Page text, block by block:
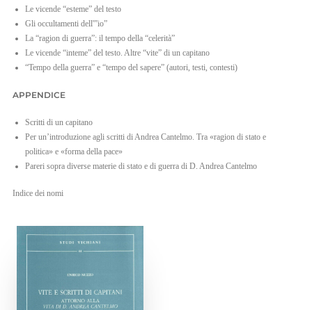
Le vicende “esteme” del testo
Gli occultamenti dell'”io”
La “ragion di guerra”: il tempo della “celerità”
Le vicende “inteme” del testo. Altre “vite” di un capitano
“Tempo della guerra” e “tempo del sapere” (autori, testi, contesti)
APPENDICE
Scritti di un capitano
Per un’introduzione agli scritti di Andrea Cantelmo. Tra «ragion di stato e
politica» e «forma della pace»
Pareri sopra diverse materie di stato e di guerra di D. Andrea Cantelmo
Indice dei nomi